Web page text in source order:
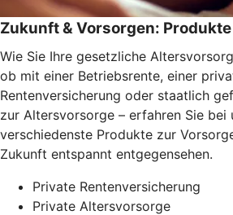
Zukunft & Vorsorgen: Produkte
Wie Sie Ihre gesetzliche
ob mit einer Betriebsrente, einer
Rentenversicherung oder staatlich
zur Altersvorsorge – erfahren Sie bei
verschiedenste Produkte zur
Zukunft entspannt entgegensehen.
Private Rentenversicherung
Private Altersvorsorge